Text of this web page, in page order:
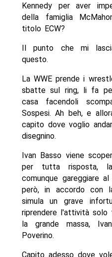
Kennedy per aver
della famiglia
titolo ECW?
Il punto che mi
questo.
La WWE prende i
sbatte sul ring, li fa
casa facendoli
Sospesi. Ah beh, e
capito dove voglio
disegnino.
Ivan Basso viene
per tutta risposta,
comunque gareggiare
però, in accordo con
simula un grave
riprendere l'attività solo
la grande massa,
Poverino.
Capito adesso dove